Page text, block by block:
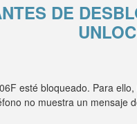
DE
esté bloqueado. Para
no muestra un mensaje